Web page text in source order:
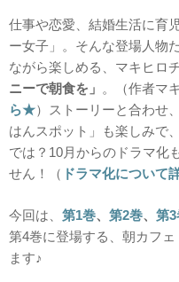
仕事や恋愛、結婚生活に育
ー女子」。そんな登場人物
ながら楽しめる、マキヒロ
ニーで朝食を」 。（作者マ
ら★）ストーリーと合わせ
はんスポット」も楽しみで
では？10月からのドラマ化
せん！（ ドラマ化について
今回は、 第1巻、 第2巻、 第3
第4巻に登場する、朝カフ
ます♪